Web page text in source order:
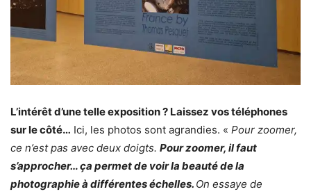
L’intérêt d’une telle exposition ? Laissez vos téléphones
sur le côté… Ici, les photos sont agrandies. « Pour zoomer,
ce n’est pas avec deux doigts. Pour zoomer, il faut
s’approcher… ça permet de voir la beauté de la
photographie à différentes échelles. On essaye de